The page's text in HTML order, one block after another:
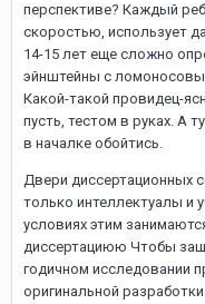
перспективе? Каждый
скоростью, использует
14-15 лет еще сложно
эйнштейны с
Какой-такой провидец-
пусть, тестом в руках. А
в началке обойтись.
Двери диссертационных
только интеллектуалы и
условиях этим
диссертациюю Чтобы
годичном исследовании
оригинальной